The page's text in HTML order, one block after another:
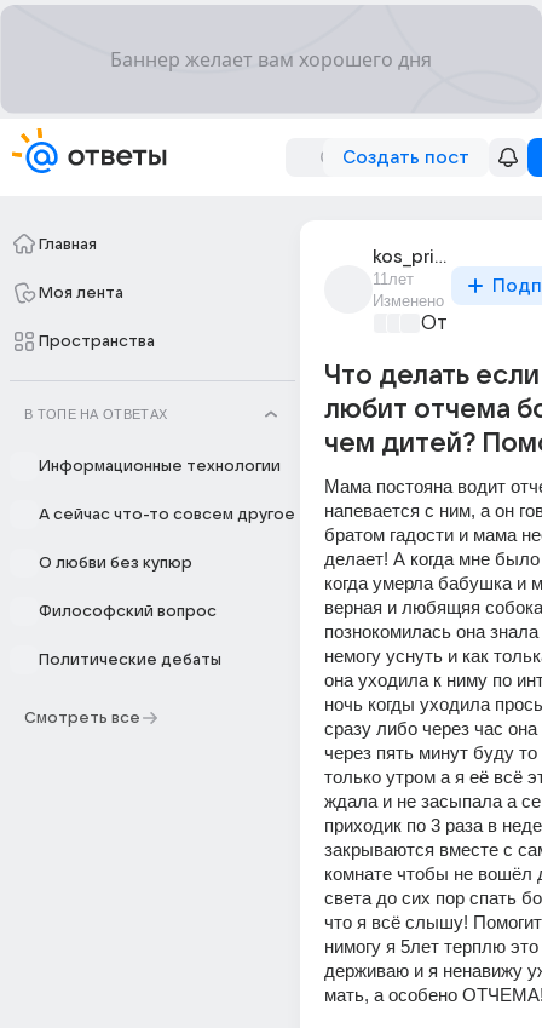
Создать пост
Главная
Моя лента
Пространства
В ТОПЕ НА ОТВЕТАХ
Информационные технологии
А сейчас что-то совсем другое
О любви без купюр
Философский вопрос
Политические дебаты
Смотреть все
kos_prikhodko
11лет
Изменено
От
Что делать
любит отчема
чем дитей?
Мама постояна водит
напевается с ним, а он
братом гадости и мама
делает! А когда мне было
когда умерла бабушка и
верная и любящяя
познокомилась она
немогу уснуть и как
она уходила к ниму по
ночь когды уходила
сразу либо через час она
через пять минут буду
только утром а я её всё
ждала и не засыпала а
приходик по 3 раза в
закрываются вместе с
комнате чтобы не вошёл
света до сих пор спать
что я всё слышу!
нимогу я 5лет терплю
держиваю и я ненавижу
мать, а особено